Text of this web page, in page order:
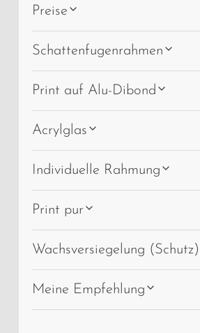
Preise
Schattenfugenrahmen
Print auf Alu-Dibond
Acrylglas
Individuelle Rahmung
Print pur
Wachsversiegelung (Schutz)
Meine Empfehlung